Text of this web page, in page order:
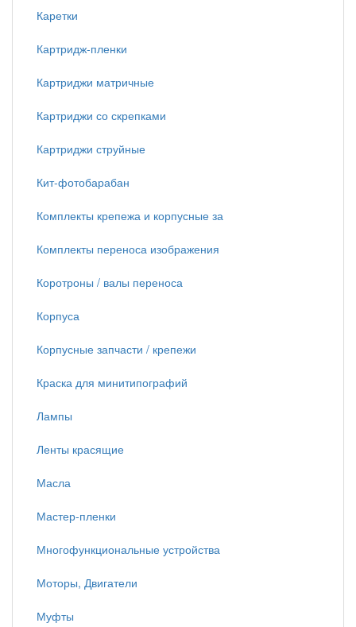
Каретки
Картридж-пленки
Картриджи матричные
Картриджи со скрепками
Картриджи струйные
Кит-фотобарабан
Комплекты крепежа и корпусные за
Комплекты переноса изображения
Коротроны / валы переноса
Корпуса
Корпусные запчасти / крепежи
Краска для минитипографий
Лампы
Ленты красящие
Масла
Мастер-пленки
Многофункциональные устройства
Моторы, Двигатели
Муфты